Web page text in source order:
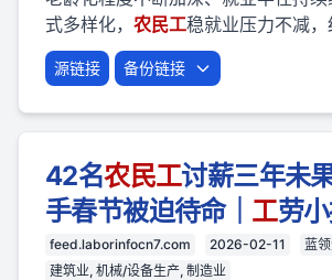
式多样化， 农民工稳就业压力不减，
源链接 备份链接
42名农民工讨薪三年未
手春节被迫待命｜ 工劳
feed.laborinfocn7.com 2026-02-11
蓝
建筑业, 机械/设备生产, 制造业